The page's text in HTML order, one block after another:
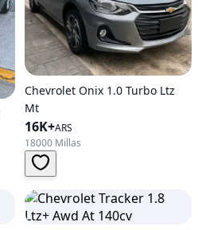
Chevrolet Onix 1.0 Turbo Ltz
Mt
16K+ARS
18000 Millas